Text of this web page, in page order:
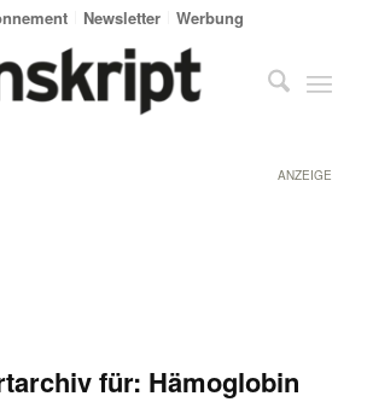
Newsletter Werbung
ANZEIGE
für: Hämoglobin